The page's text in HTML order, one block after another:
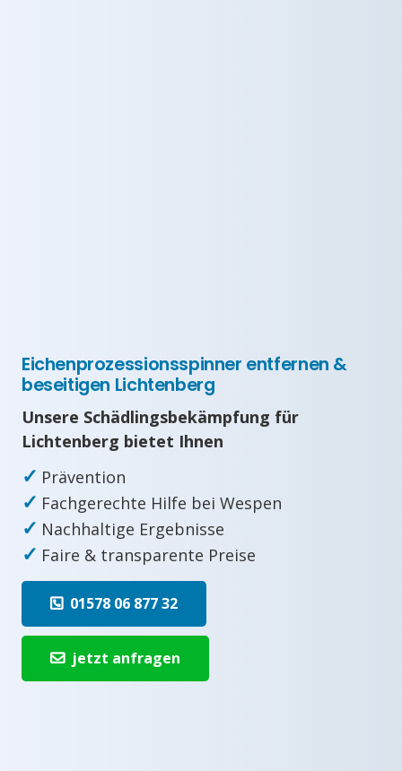
Eichenprozessionsspinner entfernen &
beseitigen Lichtenberg
Unsere Schädlingsbekämpfung für
Lichtenberg bietet Ihnen
✓ Prävention
✓ Fachgerechte Hilfe bei Wespen
✓ Nachhaltige Ergebnisse
✓ Faire & transparente Preise
01578 06 877 32
jetzt anfragen